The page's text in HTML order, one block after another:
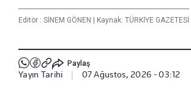
Editör : SİNEM GÖNEN | Kaynak: TÜRKİYE GAZETESİ
Paylaş
Yayın Tarihi 07 Ağustos, 2026 - 03:12